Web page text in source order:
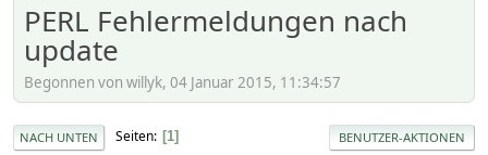
PERL Fehlermeldungen nach
update
Begonnen von willyk, 04 Januar 2015, 11:34:57
NACH UNTEN Seiten 1 BENUTZER-AKTIONEN